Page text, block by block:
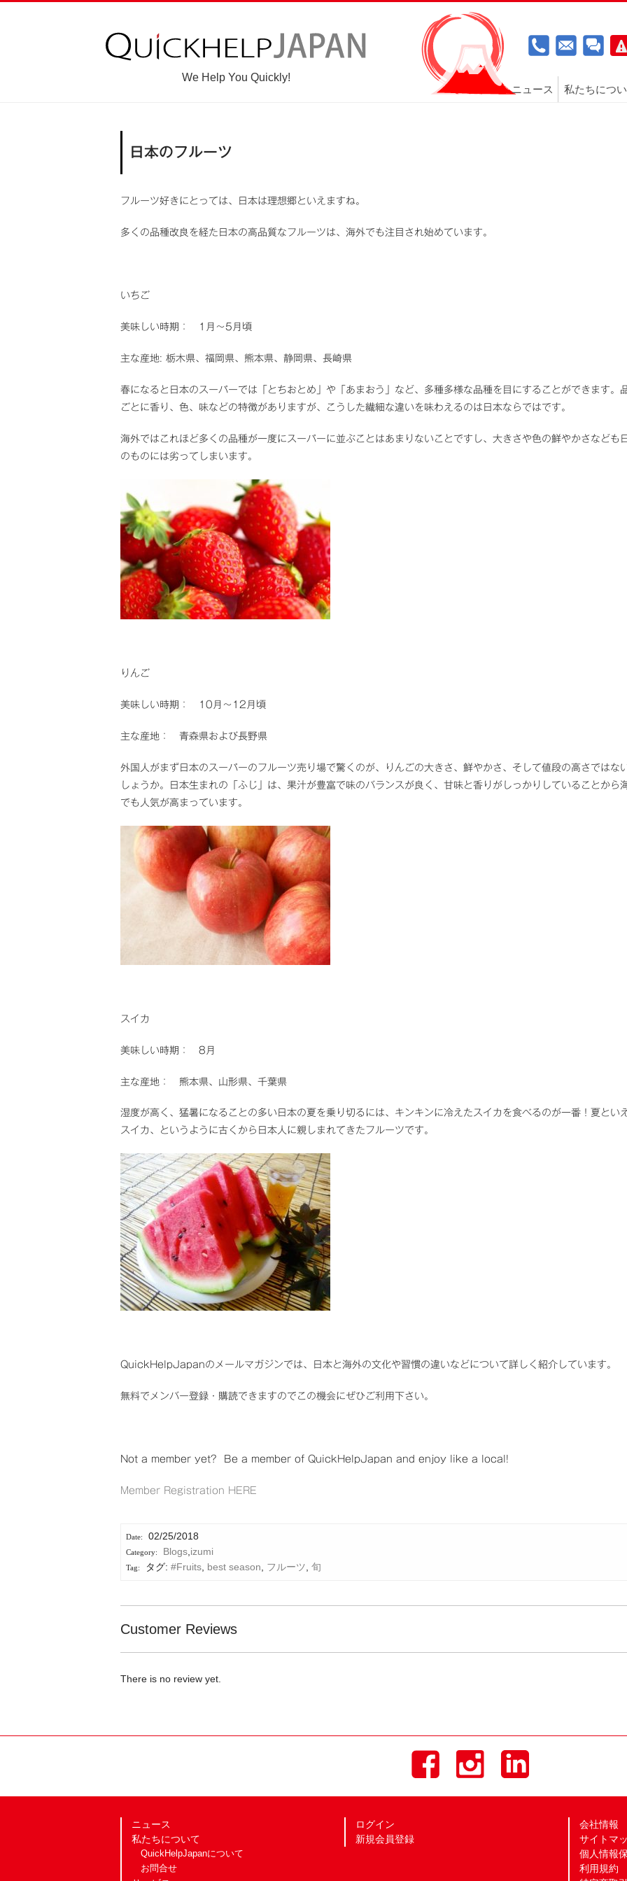
We Help You Quickly!
ニュース
私たちにつ
日本のフルーツ
フルーツ好きにとっては、日本は理想郷といえますね。
多くの品種改良を経た日本の高品質なフルーツは、海外でも注目され始めています。
いちご
美味しい時期： 1月～5月頃
主な産地: 栃木県、福岡県、熊本県、静岡県、長崎県
春になると日本のスーパーでは「とちおとめ」や「あまおう」など、多種多様な品種を目にすることができます。
ごとに香り、色、味などの特徴がありますが、こうした繊細な違いを味わえるのは日本ならではです。
海外ではこれほど多くの品種が一度にスーパーに並ぶことはあまりないことですし、大きさや色の鮮やかさなども
のものには劣ってしまいます。
りんご
美味しい時期： 10月～12月頃
主な産地： 青森県および長野県
外国人がまず日本のスーパーのフルーツ売り場で驚くのが、りんごの大きさ、鮮やかさ、そして値段の高さではな
しょうか。日本生まれの「ふじ」は、果汁が豊富で味のバランスが良く、甘味と香りがしっかりしていることから
でも人気が高まっています。
スイカ
美味しい時期： 8月
主な産地： 熊本県、山形県、千葉県
湿度が高く、猛暑になることの多い日本の夏を乗り切るには、キンキンに冷えたスイカを食べるのが一番！夏とい
スイカ、というように古くから日本人に親しまれてきたフルーツです。
QuickHelpJapanのメールマガジンでは、日本と海外の文化や習慣の違いなどについて詳しく紹介しています。
無料でメンバー登録・購読できますのでこの機会にぜひご利用下さい。
Not a member yet? Be a member of QuickHelpJapan and enjoy like a local!
Member Registration HERE
02/25/2018
Blogs,izumi
タグ: #Fruits, best season, フルーツ, 旬
Customer Reviews
There is no review yet.
ニュース
私たちについて
QuickHelpJapanについて
お問合せ
ログイン
新規会員登録
会社情報
サイトマ
個人情報
利用規約